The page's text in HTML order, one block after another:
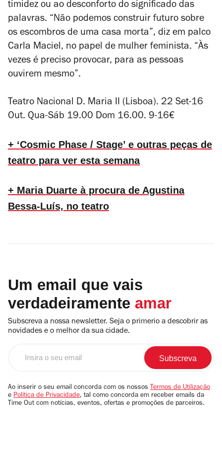
timidez ou ao desconforto do significado das
palavras. “Não podemos construir futuro sobre
os escombros de uma casa morta”, diz em palco
Carla Maciel, no papel de mulher feminista. “Às
vezes é preciso provocar, para as pessoas
ouvirem mesmo”.
Teatro Nacional D. Maria II (Lisboa). 22 Set-16
Out. Qua-Sáb 19.00 Dom 16.00. 9-16€
+ ‘Cosmic Phase / Stage’ e outras peças de
teatro para ver esta semana
+ Maria Duarte à procura de Agustina
Bessa-Luís, no teatro
Um email que vais
verdadeiramente amar
Subscreva a nossa newsletter. Seja o primerio a descobrir as
novidades e o melhor da sua cidade.
email
Ao inserir o seu email concorda com os nossos Termos de Utilização
e Política de Privacidade, tal como concorda em receber emails da
Time Out com notícias, eventos, ofertas e promoções de parceiros.